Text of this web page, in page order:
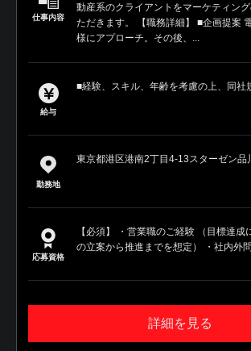
仕事内容
動産系のクライアントをマーケティン
ただきます。 【職務詳細】 ■企画提案
様にアプローチ。その後、...
給与
■経験、スキル、年齢を考慮の上、同社
勤務地
東京都港区港南2丁目4-13スターゼン品
応募資格
【必須】 ・営業職のご経験 （目標達
の立案から推進までを想定） ・社内外
詳細を見る